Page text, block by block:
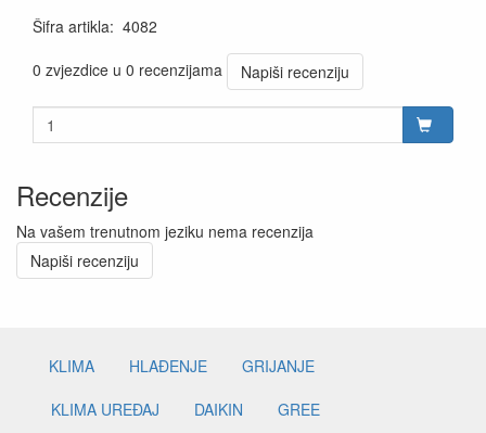
Šifra artikla: 4082
0 zvjezdice u 0 recenzijama
Napiši recenziju
Recenzije
Na vašem trenutnom jeziku nema recenzija
Napiši recenziju
KLIMA HLAĐENJE
GRIJANJE
KLIMA UREĐAJ
DAIKIN
GREE